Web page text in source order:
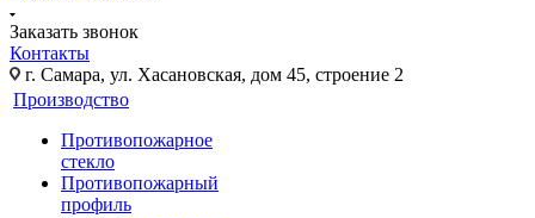
Заказать звонок
Контакты
г. Самара, ул. Хасановская, дом 45, строение 2
Производство
Противопожарное
стекло
Противопожарный
профиль